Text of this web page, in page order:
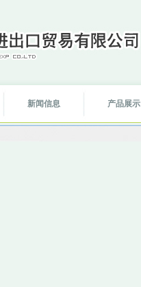
新闻信息 产品展示